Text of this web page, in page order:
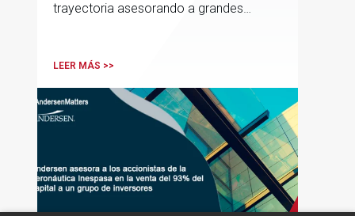
trayectoria asesorando a grandes
principalmente en los sectores
medioambiental
LEER MÁS >>